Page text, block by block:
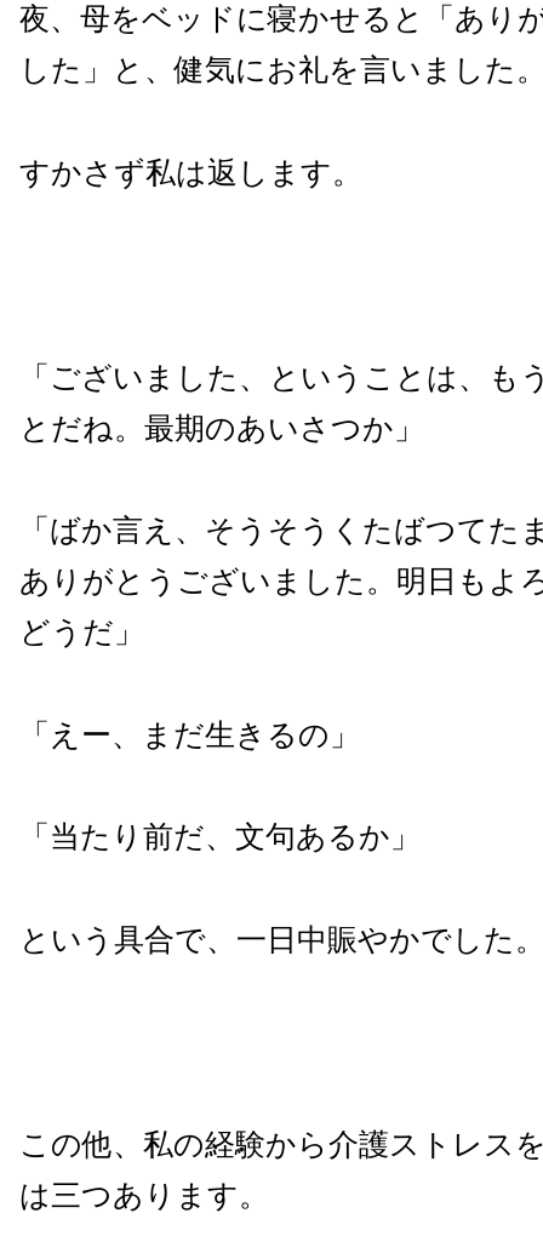
夜、母をベッドに寝かせると「あり
した」と、健気にお礼を言いました
すかさず私は返します。
「ございました、ということは、も
とだね。最期のあいさつか」
「ばか言え、そうそうくたばつてた
ありがとうございました。明日もよ
どうだ」
「えー、まだ生きるの」
「当たり前だ、文句あるか」
という具合で、一日中賑やかでした
この他、私の経験から介護ストレス
は三つあります。